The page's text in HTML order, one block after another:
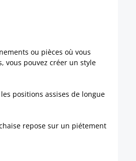
ou pièces où vous
vous pouvez créer un style
positions assises de longue
repose sur un piétement